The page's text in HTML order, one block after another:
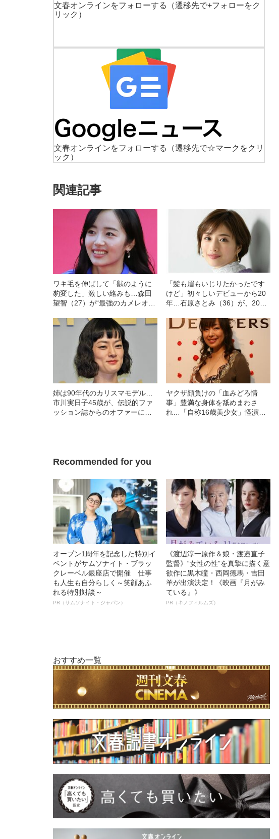
文春オンラインをフォローする
（遷移先で+フォローをク
リック）
文春オンラインをフォローする
（遷移先で☆マークをクリ
ック）
関連記事
ワキ毛を伸ばして「獣のように
豹変した」激しい絡みも…森田
望智（27）が“最強のカメレオン
「髪も眉もいじりたかったです
けど」初々しいデビューから20
年…石原さとみ（36）が、20代
姉は90年代のカリスマモデル…
市川実日子45歳が、伝説的ファ
ッション誌からのオファーに示
ヤクザ顔負けの「血みどろ情
事」豊満な身体を舐めまわさ
れ…「自称16歳美少女」怪演
Recommended for you
オープン1周年を記念した特別イ
ベントがサムソナイト・ブラッ
クレーベル銀座店で開催 仕事
も人生も自分らしく～笑顔あふ
れる特別対談～
PR（サムソナイト・ジャパン）
《渡辺淳一原作＆娘・渡邉直子
監督》“女性の性”を真摯に描く意
欲作に黒木瞳・西岡德馬・吉田
羊が出演決定！《映画『月がみ
ている』》
PR（キノフィルムズ）
おすすめ一覧